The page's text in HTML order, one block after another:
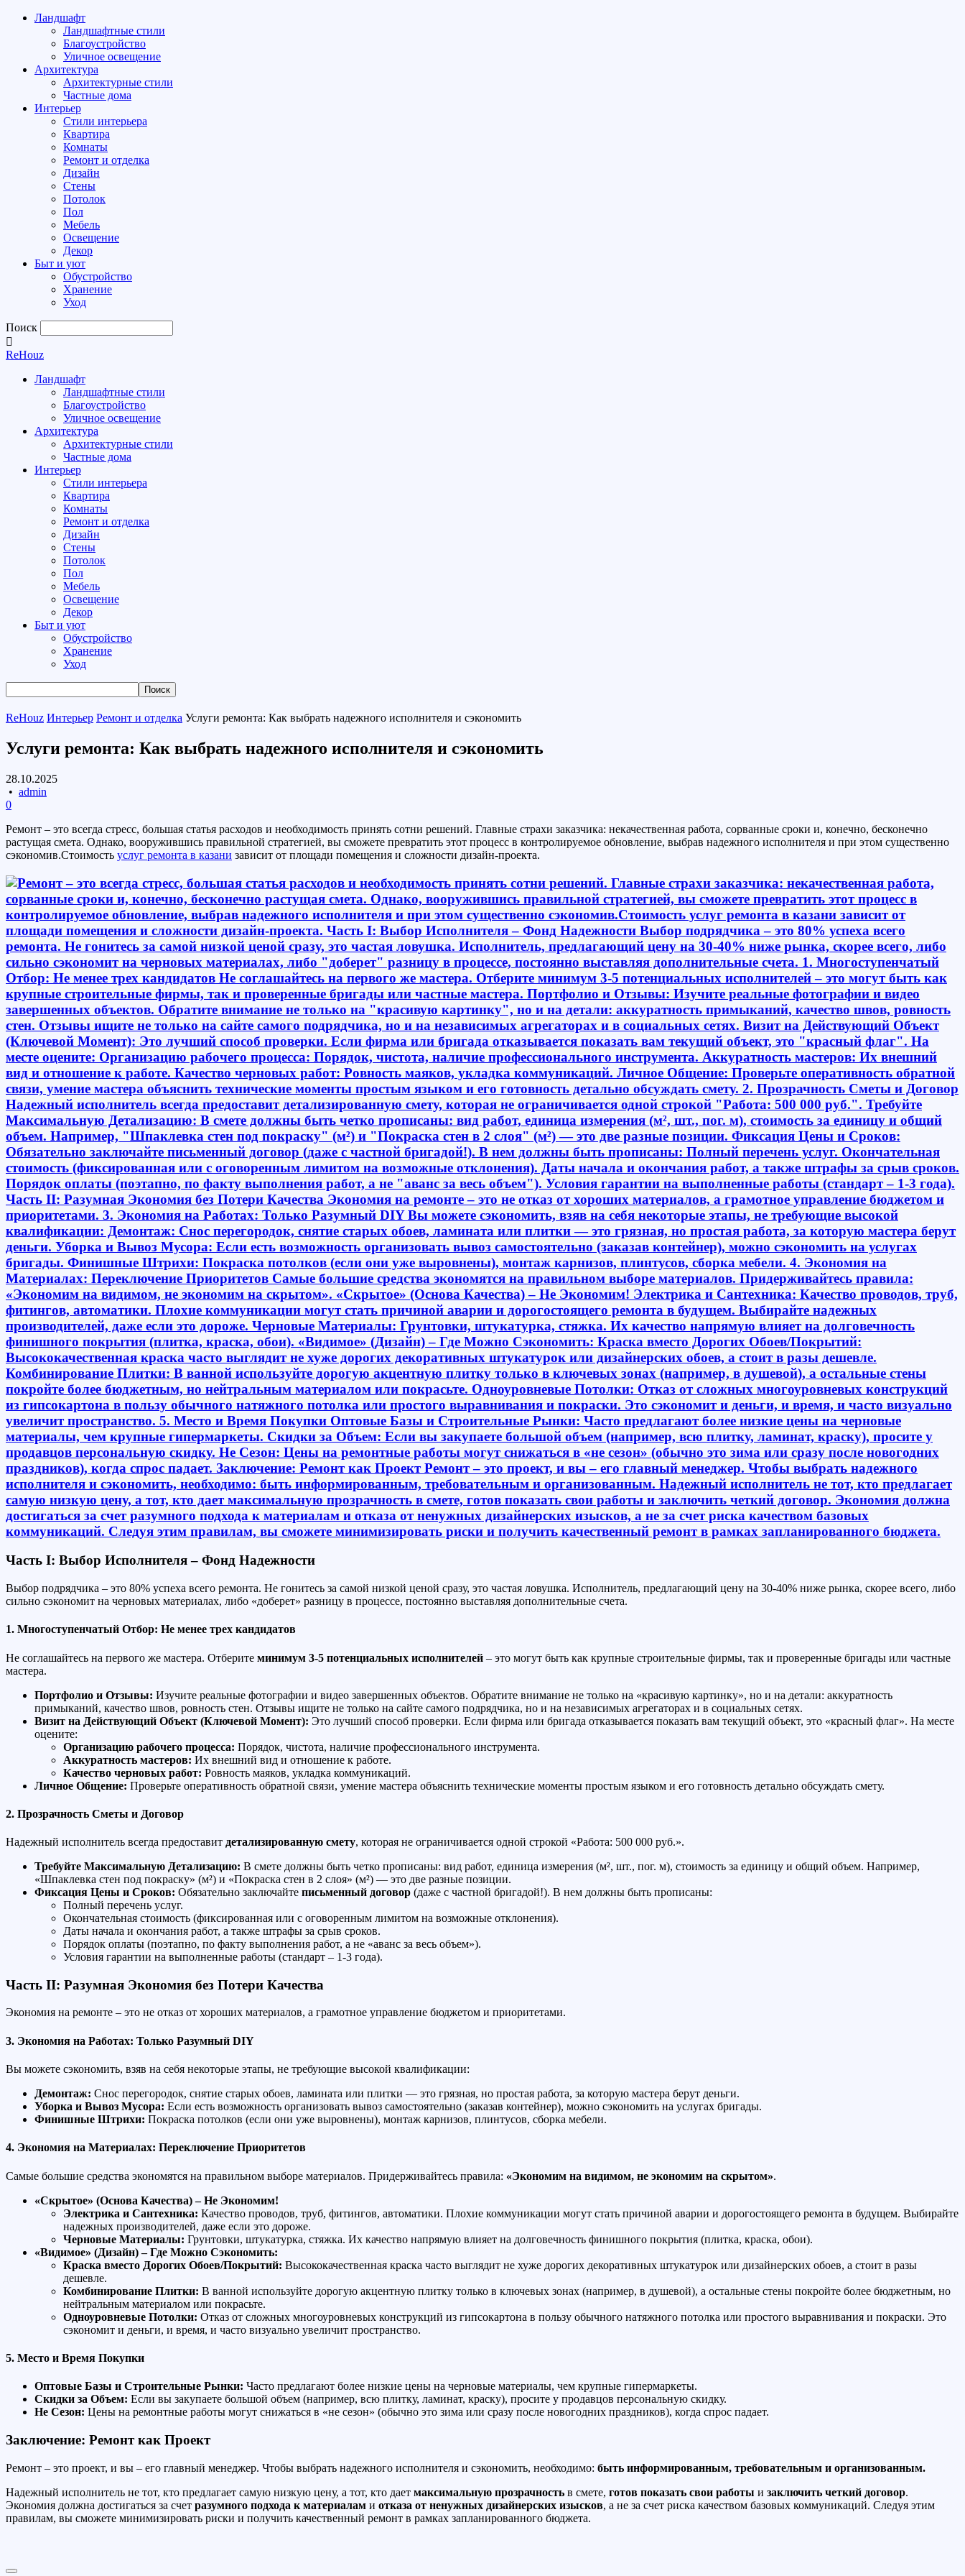
Ландшафт
Ландшафтные стили
Благоустройство
Уличное освещение
Архитектура
Архитектурные стили
Частные дома
Интерьер
Стили интерьера
Квартира
Комнаты
Ремонт и отделка
Дизайн
Стены
Потолок
Пол
Мебель
Освещение
Декор
Быт и уют
Обустройство
Хранение
Уход
Поиск
ReHouz
Ландшафт
Ландшафтные стили
Благоустройство
Уличное освещение
Архитектура
Архитектурные стили
Частные дома
Интерьер
Стили интерьера
Квартира
Комнаты
Ремонт и отделка
Дизайн
Стены
Потолок
Пол
Мебель
Освещение
Декор
Быт и уют
Обустройство
Хранение
Уход
ReHouz Интерьер Ремонт и отделка Услуги ремонта: Как выбрать надежного исполнителя и сэкономить
Услуги ремонта: Как выбрать надежного исполнителя и сэкономить
28.10.2025
• admin
0
Ремонт – это всегда стресс, большая статья расходов и необходимость принять сотни решений. Главные страхи заказчика: некачественная работа, сорванные сроки и, конечно, бесконечно
растущая смета. Однако, вооружившись правильной стратегией, вы сможете превратить этот процесс в контролируемое обновление, выбрав надежного исполнителя и при этом существенно
сэкономив.Стоимость услуг ремонта в казани зависит от площади помещения и сложности дизайн-проекта.
Часть I: Выбор Исполнителя – Фонд Надежности
Выбор подрядчика – это 80% успеха всего ремонта. Не гонитесь за самой низкой ценой сразу, это частая ловушка. Исполнитель, предлагающий цену на 30-40% ниже рынка, скорее всего, либо
сильно сэкономит на черновых материалах, либо «доберет» разницу в процессе, постоянно выставляя дополнительные счета.
1. Многоступенчатый Отбор: Не менее трех кандидатов
Не соглашайтесь на первого же мастера. Отберите минимум 3-5 потенциальных исполнителей – это могут быть как крупные строительные фирмы, так и проверенные бригады или частные
мастера.
Портфолио и Отзывы: Изучите реальные фотографии и видео завершенных объектов. Обратите внимание не только на «красивую картинку», но и на детали: аккуратность
примыканий, качество швов, ровность стен. Отзывы ищите не только на сайте самого подрядчика, но и на независимых агрегаторах и в социальных сетях.
Визит на Действующий Объект (Ключевой Момент): Это лучший способ проверки. Если фирма или бригада отказывается показать вам текущий объект, это «красный флаг». На месте
оцените:
Организацию рабочего процесса: Порядок, чистота, наличие профессионального инструмента.
Аккуратность мастеров: Их внешний вид и отношение к работе.
Качество черновых работ: Ровность маяков, укладка коммуникаций.
Личное Общение: Проверьте оперативность обратной связи, умение мастера объяснить технические моменты простым языком и его готовность детально обсуждать смету.
2. Прозрачность Сметы и Договор
Надежный исполнитель всегда предоставит детализированную смету, которая не ограничивается одной строкой «Работа: 500 000 руб.».
Требуйте Максимальную Детализацию: В смете должны быть четко прописаны: вид работ, единица измерения (м², шт., пог. м), стоимость за единицу и общий объем. Например,
«Шпаклевка стен под покраску» (м²) и «Покраска стен в 2 слоя» (м²) — это две разные позиции.
Фиксация Цены и Сроков: Обязательно заключайте письменный договор (даже с частной бригадой!). В нем должны быть прописаны:
Полный перечень услуг.
Окончательная стоимость (фиксированная или с оговоренным лимитом на возможные отклонения).
Даты начала и окончания работ, а также штрафы за срыв сроков.
Порядок оплаты (поэтапно, по факту выполнения работ, а не «аванс за весь объем»).
Условия гарантии на выполненные работы (стандарт – 1-3 года).
Часть II: Разумная Экономия без Потери Качества
Экономия на ремонте – это не отказ от хороших материалов, а грамотное управление бюджетом и приоритетами.
3. Экономия на Работах: Только Разумный DIY
Вы можете сэкономить, взяв на себя некоторые этапы, не требующие высокой квалификации:
Демонтаж: Снос перегородок, снятие старых обоев, ламината или плитки — это грязная, но простая работа, за которую мастера берут деньги.
Уборка и Вывоз Мусора: Если есть возможность организовать вывоз самостоятельно (заказав контейнер), можно сэкономить на услугах бригады.
Финишные Штрихи: Покраска потолков (если они уже выровнены), монтаж карнизов, плинтусов, сборка мебели.
4. Экономия на Материалах: Переключение Приоритетов
Самые большие средства экономятся на правильном выборе материалов. Придерживайтесь правила: «Экономим на видимом, не экономим на скрытом».
«Скрытое» (Основа Качества) – Не Экономим!
Электрика и Сантехника: Качество проводов, труб, фитингов, автоматики. Плохие коммуникации могут стать причиной аварии и дорогостоящего ремонта в будущем. Выбирайте
надежных производителей, даже если это дороже.
Черновые Материалы: Грунтовки, штукатурка, стяжка. Их качество напрямую влияет на долговечность финишного покрытия (плитка, краска, обои).
«Видимое» (Дизайн) – Где Можно Сэкономить:
Краска вместо Дорогих Обоев/Покрытий: Высококачественная краска часто выглядит не хуже дорогих декоративных штукатурок или дизайнерских обоев, а стоит в разы
дешевле.
Комбинирование Плитки: В ванной используйте дорогую акцентную плитку только в ключевых зонах (например, в душевой), а остальные стены покройте более бюджетным, но
нейтральным материалом или покрасьте.
Одноуровневые Потолки: Отказ от сложных многоуровневых конструкций из гипсокартона в пользу обычного натяжного потолка или простого выравнивания и покраски. Это
сэкономит и деньги, и время, и часто визуально увеличит пространство.
5. Место и Время Покупки
Оптовые Базы и Строительные Рынки: Часто предлагают более низкие цены на черновые материалы, чем крупные гипермаркеты.
Скидки за Объем: Если вы закупаете большой объем (например, всю плитку, ламинат, краску), просите у продавцов персональную скидку.
Не Сезон: Цены на ремонтные работы могут снижаться в «не сезон» (обычно это зима или сразу после новогодних праздников), когда спрос падает.
Заключение: Ремонт как Проект
Ремонт – это проект, и вы – его главный менеджер. Чтобы выбрать надежного исполнителя и сэкономить, необходимо: быть информированным, требовательным и организованным.
Надежный исполнитель не тот, кто предлагает самую низкую цену, а тот, кто дает максимальную прозрачность в смете, готов показать свои работы и заключить четкий договор.
Экономия должна достигаться за счет разумного подхода к материалам и отказа от ненужных дизайнерских изысков, а не за счет риска качеством базовых коммуникаций. Следуя этим
правилам, вы сможете минимизировать риски и получить качественный ремонт в рамках запланированного бюджета.